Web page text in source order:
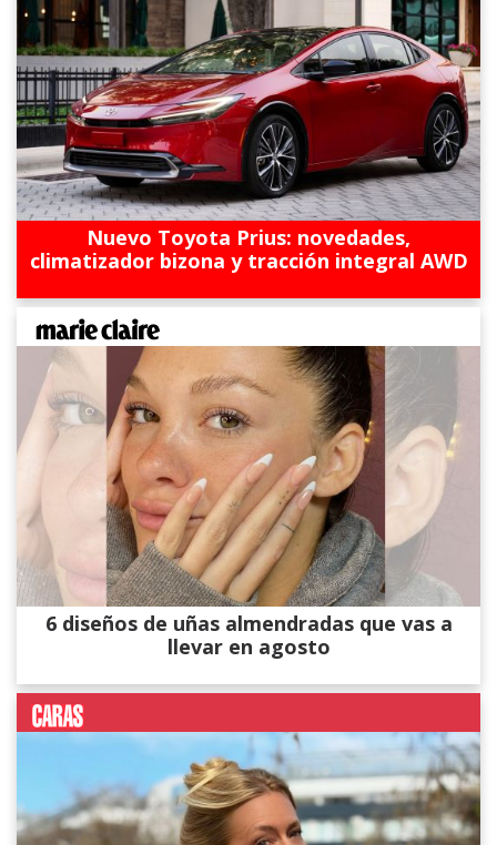
Nuevo Toyota Prius: novedades,
climatizador bizona y tracción integral AWD
6 diseños de uñas almendradas que vas a
llevar en agosto